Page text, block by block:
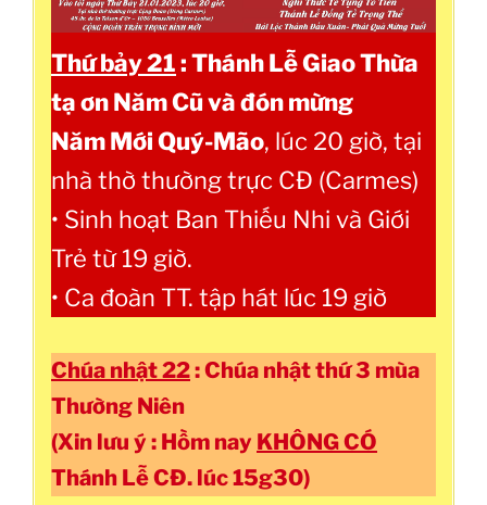
Thứ bảy 21: Thánh Lễ Giao Thừa
tạ ơn Năm Cũ và đón mừng
Năm Mới Quý-Mão, lúc 20 giờ, tại
nhà thờ thường trực CĐ (Carmes)
• Sinh hoạt Ban Thiếu Nhi và Giới
Trẻ từ 19 giờ.
• Ca đoàn TT. tập hát lúc 19 giờ
Chúa nhật 22: Chúa nhật thứ 3 mùa
Thường Niên
(Xin lưu ý : Hồm nay KHÔNG CÓ
Thánh Lễ CĐ. lúc 15g30)